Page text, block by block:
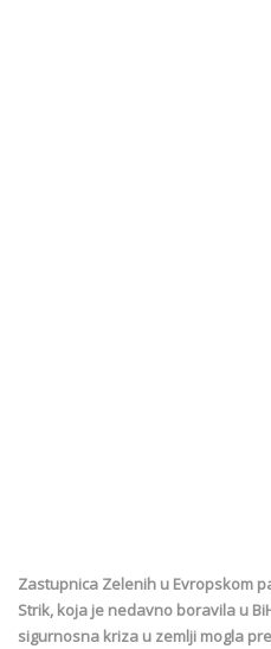
Zastupnica Zelenih u Evropskom
Strik, koja je nedavno boravila u
sigurnosna kriza u zemlji mogla